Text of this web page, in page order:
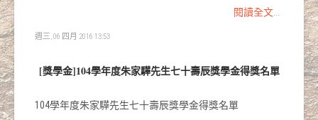
閱讀全文...
週三, 06 四月 2016 13:53
[獎學金]104學年度朱家驊先生七十壽辰獎學金得獎名單
104學年度朱家驊先生七十壽辰獎學金得獎名單